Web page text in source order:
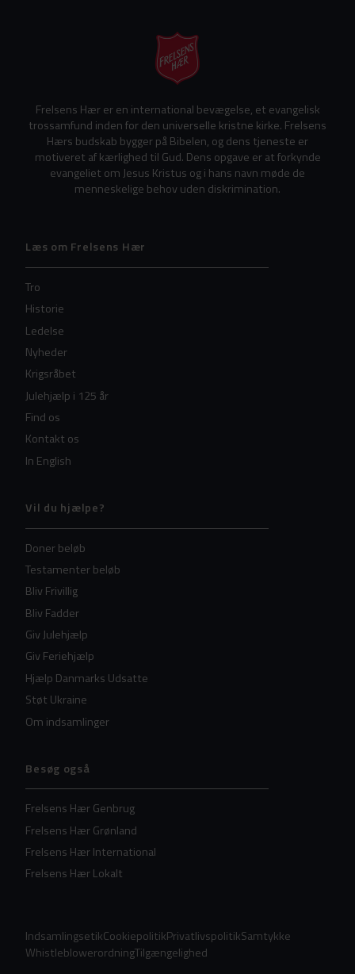
Frelsens Hær er en international bevægelse, et evangelisk
trossamfund inden for den universelle kristne kirke. Frelsens
Hærs budskab bygger på Bibelen, og dens tjeneste er
motiveret af kærlighed til Gud. Dens opgave er at forkynde
evangeliet om Jesus Kristus og i hans navn møde de
menneskelige behov uden diskrimination.
Læs om Frelsens Hær
Tro
Historie
Ledelse
Nyheder
Krigsråbet
Julehjælp i 125 år
Find os
Kontakt os
In English
Vil du hjælpe?
Doner beløb
Testamenter beløb
Bliv Frivillig
Bliv Fadder
Giv Julehjælp
Giv Feriehjælp
Hjælp Danmarks Udsatte
Støt Ukraine
Om indsamlinger
Besøg også
Frelsens Hær Genbrug
Frelsens Hær Grønland
Frelsens Hær International
Frelsens Hær Lokalt
IndsamlingsetikCookiepolitikPrivatlivspolitikSamtykke
WhistleblowerordningTilgængelighed